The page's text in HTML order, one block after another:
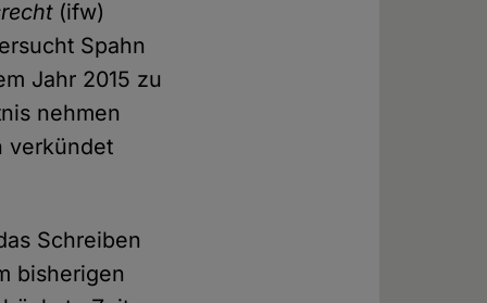
(ifw)
Spahn
Jahr 2015 zu
nehmen
verkündet
Schreiben
bisherigen